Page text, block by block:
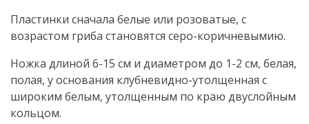
Пластинки сначала белые или розоватые, с
возрастом гриба становятся серо-коричневымию.
Ножка длиной 6-15 см и диаметром до 1-2 см, белая,
полая, у основания клубневидно-утолщенная с
широким белым, утолщенным по краю двуслойным
кольцом.